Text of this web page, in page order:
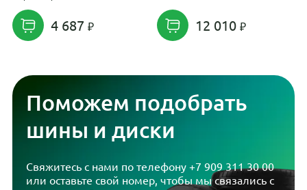
4 687 12 010
Поможем подобрать
шины и диски
Свяжитесь с нами по телефону +7 909 311 30 00
или оставьте свой номер, чтобы мы связались с